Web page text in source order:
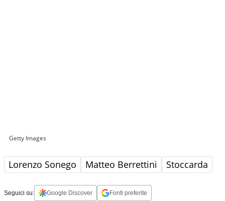
Getty Images
Lorenzo Sonego Matteo Berrettini Stoccarda
Seguici su: Google Discover Fonti preferite